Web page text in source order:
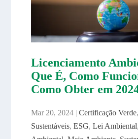
Licenciamento
Que É, Como
Como Obter em
Mar 20, 2024| Certificação Verde,
Sustentáveis, ESG, Lei Ambiental,